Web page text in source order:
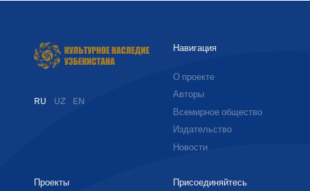
RU UZ EN
Навигация
О проекте
Авторы
Всемирное общество
Издательство
Новости
Проекты Присоединяйтесь